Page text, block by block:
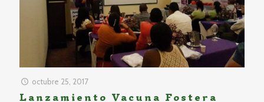
octubre 25, 2017
Lanzamiento Vacuna Fostera